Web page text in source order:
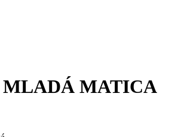
MLADÁ MATICA